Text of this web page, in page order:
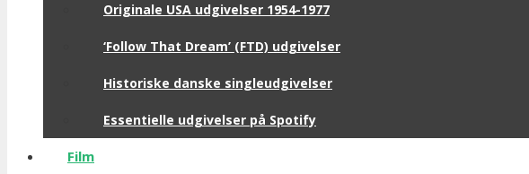
Originale USA udgivelser 1954-1977
‘Follow That Dream’ (FTD) udgivelser
Historiske danske singleudgivelser
Essentielle udgivelser på Spotify
Film